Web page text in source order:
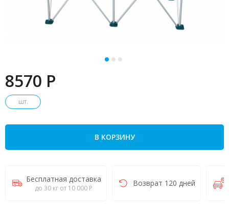
8570 P
шт.
В КОРЗИНУ
Бесплатная доставка
до 30 кг от 10 000 Р
Возврат 120 дней